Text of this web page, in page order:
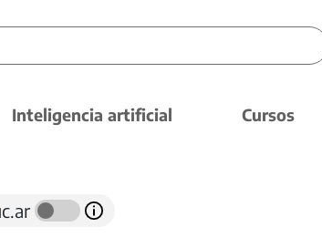
Inteligencia artificial Cursos